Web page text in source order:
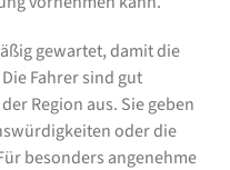
gewartet, damit die
Fahrer sind gut
Region aus. Sie geben
oder die
besonders angenehme